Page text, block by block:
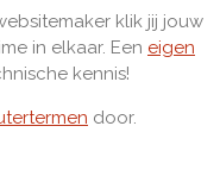
klik jij jouw
in elkaar. Een eigen
kennis!
door.